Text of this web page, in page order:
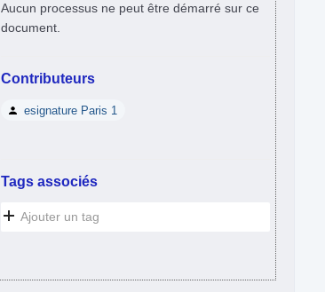
Aucun processus ne peut être démarré sur ce
document.
Contributeurs
esignature Paris 1
Tags associés